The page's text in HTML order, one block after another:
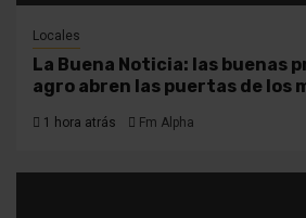
Locales
La Buena Noticia: las buenas
agro abren las puertas de los
1 hora atrás Fm Alpha